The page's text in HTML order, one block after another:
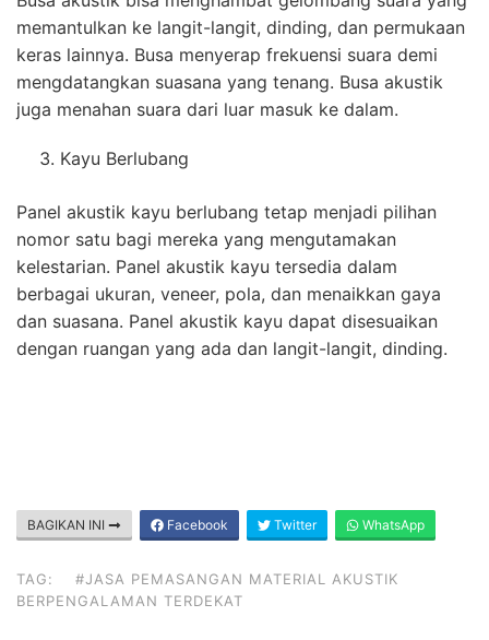
memantulkan ke langit-langit, dinding, dan permukaan
keras lainnya. Busa menyerap frekuensi suara demi
mengdatangkan suasana yang tenang. Busa akustik
juga menahan suara dari luar masuk ke dalam.
Kayu Berlubang
Panel akustik kayu berlubang tetap menjadi pilihan
nomor satu bagi mereka yang mengutamakan
kelestarian. Panel akustik kayu tersedia dalam
berbagai ukuran, veneer, pola, dan menaikkan gaya
dan suasana. Panel akustik kayu dapat disesuaikan
dengan ruangan yang ada dan langit-langit, dinding.
BAGIKAN INI Facebook Twitter WhatsApp
TAG:
#JASA PEMASANGAN MATERIAL AKUSTIK
BERPENGALAMAN TERDEKAT